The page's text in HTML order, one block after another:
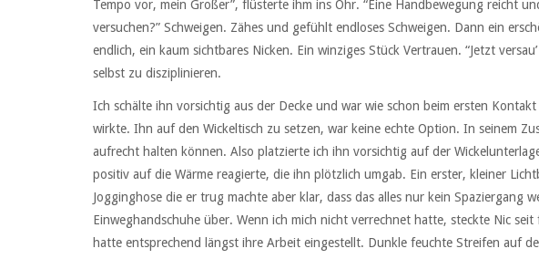
Tempo vor, mein Großer”, flüsterte ihm ins Ohr. “Eine Handbewegung reicht
versuchen?” Schweigen. Zähes und gefühlt endloses Schweigen. Dann ein
endlich, ein kaum sichtbares Nicken. Ein winziges Stück Vertrauen. “Jetzt
selbst zu disziplinieren.
Ich schälte ihn vorsichtig aus der Decke und war wie schon beim ersten
wirkte. Ihn auf den Wickeltisch zu setzen, war keine echte Option. In seinem
aufrecht halten können. Also platzierte ich ihn vorsichtig auf der
positiv auf die Wärme reagierte, die ihn plötzlich umgab. Ein erster, kleiner
Jogginghose die er trug machte aber klar, dass das alles nur kein Spaziergang
Einweghandschuhe über. Wenn ich mich nicht verrechnet hatte, steckte Nic
hatte entsprechend längst ihre Arbeit eingestellt. Dunkle feuchte Streifen auf